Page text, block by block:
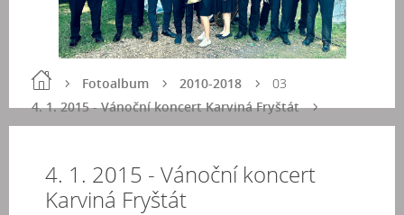
Fotoalbum
2010-2018
4. 1. 2015 - Vánoční koncert Karviná Fryštát
03
4. 1. 2015 - Vánoční koncert
Karviná Fryštát